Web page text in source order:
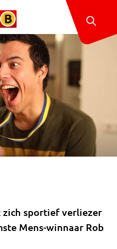
sportief verliezer
Mens-winnaar Rob